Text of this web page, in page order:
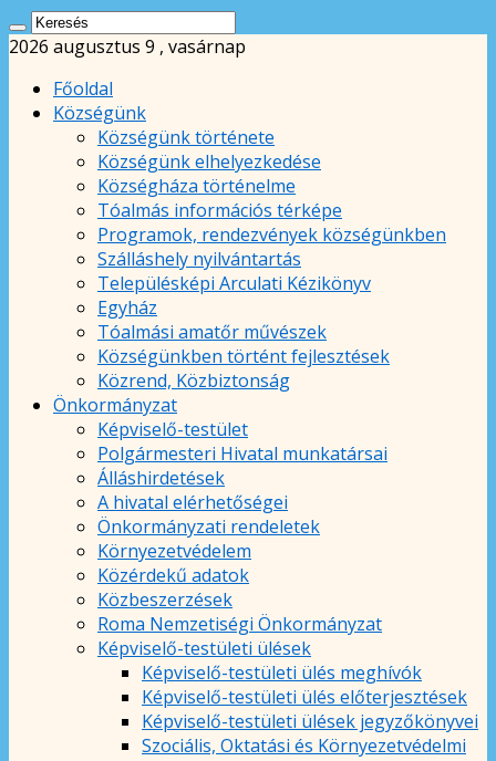
2026 augusztus 9 , vasárnap
Főoldal
Községünk
Községünk története
Községünk elhelyezkedése
Községháza történelme
Tóalmás információs térképe
Programok, rendezvények községünkben
Szálláshely nyilvántartás
Településképi Arculati Kézikönyv
Egyház
Tóalmási amatőr művészek
Községünkben történt fejlesztések
Közrend, Közbiztonság
Önkormányzat
Képviselő-testület
Polgármesteri Hivatal munkatársai
Álláshirdetések
A hivatal elérhetőségei
Önkormányzati rendeletek
Környezetvédelem
Közérdekű adatok
Közbeszerzések
Roma Nemzetiségi Önkormányzat
Képviselő-testületi ülések
Képviselő-testületi ülés meghívók
Képviselő-testületi ülés előterjesztések
Képviselő-testületi ülések jegyzőkönyvei
Szociális, Oktatási és Környezetvédelmi